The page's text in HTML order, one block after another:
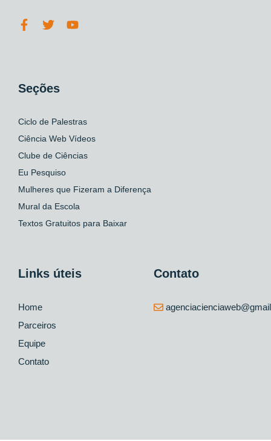
Seções
Ciclo de Palestras
Ciência Web Vídeos
Clube de Ciências
Eu Pesquiso
Mulheres que Fizeram a Diferença
Mural da Escola
Textos Gratuitos para Baixar
Links úteis
Home
Parceiros
Equipe
Contato
Contato